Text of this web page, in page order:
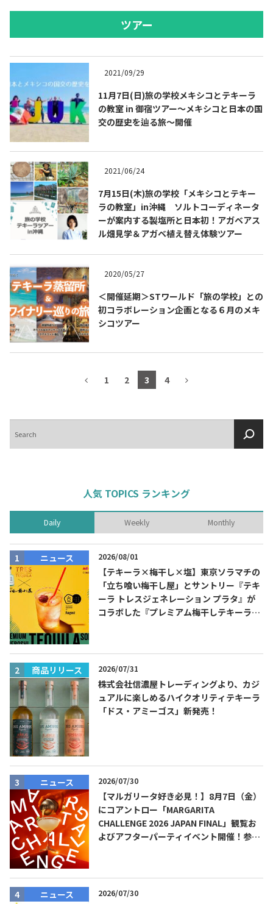
ツアー
2021/09/29
11月7日(日)旅の学校メキシコとテキーラ
の教室 in 御宿ツアー～メキシコと日本の国
交の歴史を辿る旅～開催
2021/06/24
7月15日(木)旅の学校「メキシコとテキー
ラの教室」in沖縄 ソルトコーディネータ
ーが案内する製塩所と日本初！アガベアス
ル畑見学＆アガベ植え替え体験ツアー
2020/05/27
＜開催延期＞STワールド「旅の学校」との
初コラボレーション企画となる６月のメキ
シコツアー
1 2 3 4
索
人気 TOPICS ランキング
Daily Weekly Monthly
ニュース 2026/08/01
【テキーラ×梅干し×塩】東京ソラマチの
「立ち喰い梅干し屋」とサントリー『テキ
ーラ トレスジェネレーション プラタ』が
コラボした『プレミアム梅干しテキーラソ
商品リリース 2026/07/31
株式会社信濃屋トレーディングより、カジ
ュアルに楽しめるハイクオリティテキーラ
「ドス・アミーゴス」新発売！
ニュース 2026/07/30
【マルガリータ好き必見！】8月7日（金）
にコアントロー「MARGARITA
CHALLENGE 2026 JAPAN FINAL」観覧お
よびアフターパーティイベント開催！参加
ニュース 2026/07/30